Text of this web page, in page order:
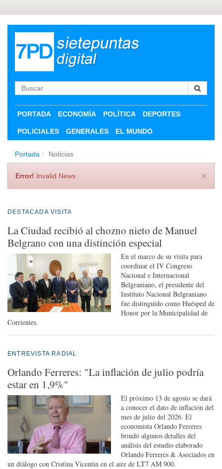
PORTADA ECONOMÍA POLÍTICA DEPORTES
POLICIALES GENERALES EL MUNDO
Portada Noticias
×
Error! Invalid News
DESTACADA VISITA
La Ciudad recibió al chozno nieto de Manuel
Belgrano con una distinción especial
En el marco de su visita para
coordinar el IV Congreso
Nacional e Internacional
Belgraniano, el presidente del
Instituto Nacional Belgraniano
fue distinguido como Huésped de
Honor por la Municipalidad de
Corrientes.
ENTREVISTA RADIAL
Orlando Ferreres: "La inflación de julio podría
estar en 1,9%"
El próximo 13 de agosto se dará
a conocer el dato de inflación del
mes de julio del 2026. El
economista Orlando Ferreres
brindó algunos detalles del
análisis del estudio elaborado
Orlando Ferreres & Asociados en
un diálogo con Cristina Vicentin en el aire de LT7 AM 900.